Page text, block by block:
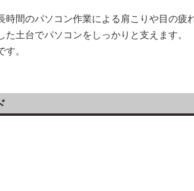
間のパソコン作業による肩こりや目の疲れ
土台でパソコンをしっかりと支えます。
。